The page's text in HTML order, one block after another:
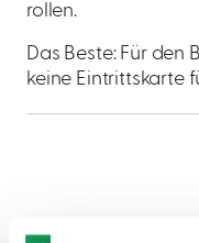
rollen.
Das Beste: Für
keine Eintrittskarte